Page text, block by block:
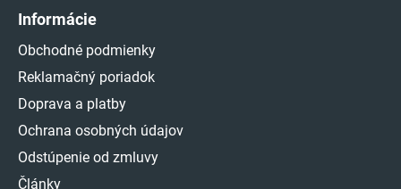
Informácie
Obchodné podmienky
Reklamačný poriadok
Doprava a platby
Ochrana osobných údajov
Odstúpenie od zmluvy
Články